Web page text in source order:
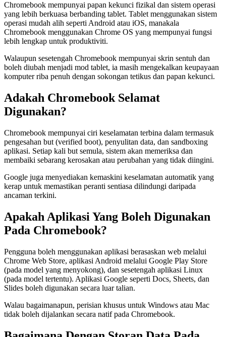
Chromebook mempunyai papan kekunci fizikal dan sistem operasi
yang lebih berkuasa berbanding tablet. Tablet menggunakan sistem
operasi mudah alih seperti Android atau iOS, manakala
Chromebook menggunakan Chrome OS yang mempunyai fungsi
lebih lengkap untuk produktiviti.
Walaupun sesetengah Chromebook mempunyai skrin sentuh dan
boleh diubah menjadi mod tablet, ia masih mengekalkan keupayaan
komputer riba penuh dengan sokongan tetikus dan papan kekunci.
Adakah Chromebook Selamat
Digunakan?
Chromebook mempunyai ciri keselamatan terbina dalam termasuk
pengesahan but (verified boot), penyulitan data, dan sandboxing
aplikasi. Setiap kali but semula, sistem akan memeriksa dan
membaiki sebarang kerosakan atau perubahan yang tidak diingini.
Google juga menyediakan kemaskini keselamatan automatik yang
kerap untuk memastikan peranti sentiasa dilindungi daripada
ancaman terkini.
Apakah Aplikasi Yang Boleh Digunakan
Pada Chromebook?
Pengguna boleh menggunakan aplikasi berasaskan web melalui
Chrome Web Store, aplikasi Android melalui Google Play Store
(pada model yang menyokong), dan sesetengah aplikasi Linux
(pada model tertentu). Aplikasi Google seperti Docs, Sheets, dan
Slides boleh digunakan secara luar talian.
Walau bagaimanapun, perisian khusus untuk Windows atau Mac
tidak boleh dijalankan secara natif pada Chromebook.